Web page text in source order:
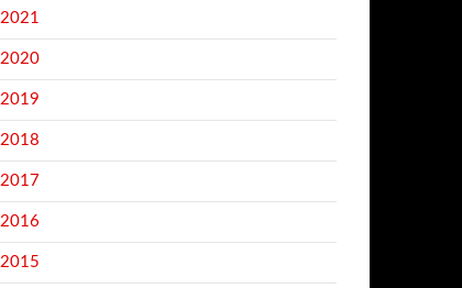
2021
2020
2019
2018
2017
2016
2015